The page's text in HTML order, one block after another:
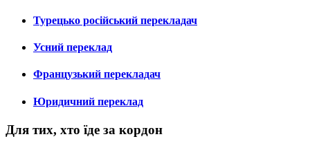
Турецько російський перекладач
Усний переклад
Французький перекладач
Юридичний переклад
Для тих, хто їде за кордон